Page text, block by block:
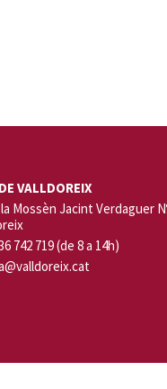
VALLDOREIX
Mossèn Jacint Verdaguer
742 719 (de 8 a 14h)